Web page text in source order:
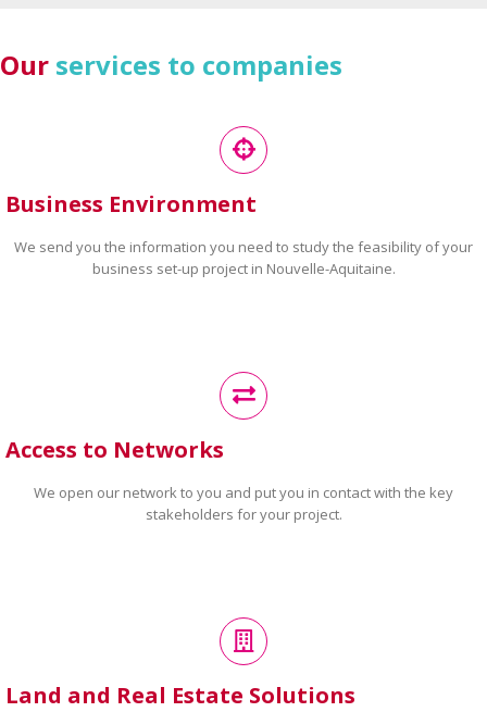
Our services to companies
Business Environment
We send you the information you need to study the feasibility of your
business set-up project in Nouvelle-Aquitaine.
Access to Networks
We open our network to you and put you in contact with the key
stakeholders for your project.
Land and Real Estate Solutions